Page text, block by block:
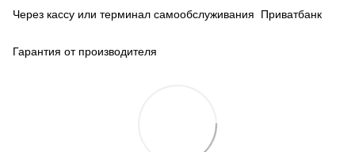
Через кассу или терминал самообслуживания Приватбанк
Гарантия от производителя